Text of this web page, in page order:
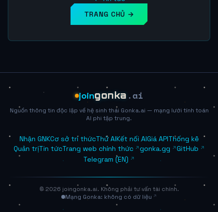
TRANG CHỦ →
joingonka .ai
Nguồn thông tin độc lập về hệ sinh thái Gonka.ai — mạng lưới tính toán
AI phi tập trung.
Nhận GNKCơ sở tri thứcThử AIKết nối AIGiá APIThống kê
Quản trịTin tứcTrang web chính thức gonka.gg
GitHub
Telegram (EN)
© 2026 joingonka.ai. Không phải tư vấn tài chính.
Mạng Gonka: không có dữ liệu